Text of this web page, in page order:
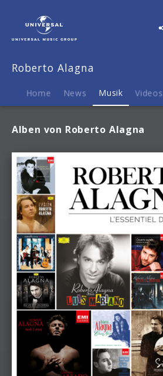
Musik
Roberto Alagna
Home News Musik Videos
Alben von Roberto Alagna